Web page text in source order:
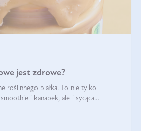
jest zdrowe?
roślinnego białka. To nie tylko
i kanapek, ale i sycąca